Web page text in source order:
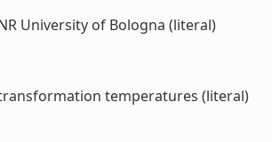
University of Bologna (literal)
temperatures (literal)